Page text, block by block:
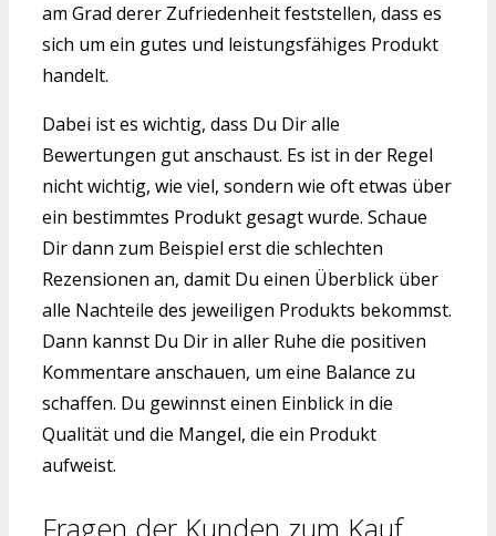
am Grad derer Zufriedenheit feststellen, dass es
sich um ein gutes und leistungsfähiges Produkt
handelt.
Dabei ist es wichtig, dass Du Dir alle
Bewertungen gut anschaust. Es ist in der Regel
nicht wichtig, wie viel, sondern wie oft etwas über
ein bestimmtes Produkt gesagt wurde. Schaue
Dir dann zum Beispiel erst die schlechten
Rezensionen an, damit Du einen Überblick über
alle Nachteile des jeweiligen Produkts bekommst.
Dann kannst Du Dir in aller Ruhe die positiven
Kommentare anschauen, um eine Balance zu
schaffen. Du gewinnst einen Einblick in die
Qualität und die Mangel, die ein Produkt
aufweist.
Fragen der Kunden zum Kauf